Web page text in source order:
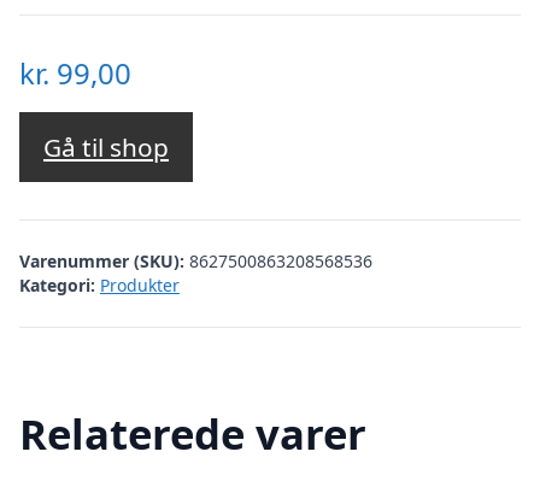
kr. 99,00
Gå til shop
Varenummer (SKU): 8627500863208568536
Kategori: Produkter
Relaterede varer